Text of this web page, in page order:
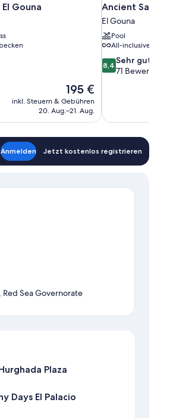
Gouna
Der
Preis
beträgt
195 €
inkl. Steuern & Gebühren
20. Aug.–21. Aug.
Ancient Sands Golf
El Gouna
Pool
All-inclusive verfügbar
8.4
von
71
Bewertungen
8,4Sehr gut
71 Bewertungen
Anmelden Jetzt kostenlos registrieren
Sea Governorate
Plaza
Days El Palacio